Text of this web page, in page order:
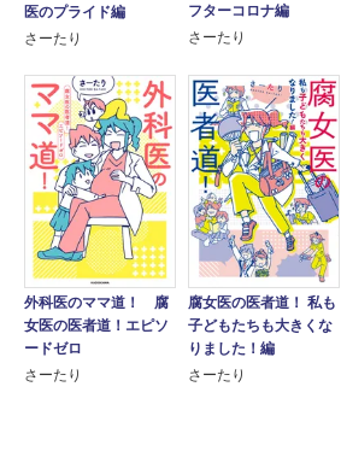
医のプライド編
さーたり
フターコロナ編
さーたり
外科医のママ道！ 腐
女医の医者道！エピソ
ードゼロ
さーたり
腐女医の医者道！ 私も
子どもたちも大きくな
りました！編
さーたり